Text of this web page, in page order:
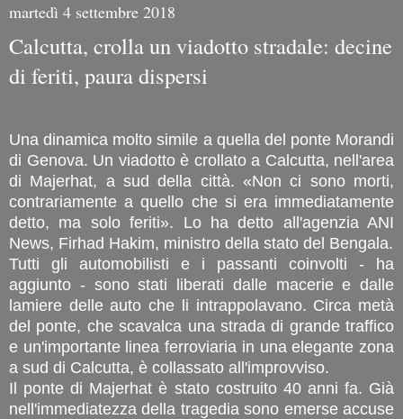
martedì 4 settembre 2018
Calcutta, crolla un viadotto stradale: decine
di feriti, paura dispersi
Una dinamica molto simile a quella del ponte Morandi
di Genova. Un viadotto è crollato a Calcutta, nell'area
di Majerhat, a sud della città. «Non ci sono morti,
contrariamente a quello che si era immediatamente
detto, ma solo feriti». Lo ha detto all'agenzia ANI
News, Firhad Hakim, ministro della stato del Bengala.
Tutti gli automobilisti e i passanti coinvolti - ha
aggiunto - sono stati liberati dalle macerie e dalle
lamiere delle auto che li intrappolavano. Circa metà
del ponte, che scavalca una strada di grande traffico
e un'importante linea ferroviaria in una elegante zona
a sud di Calcutta, è collassato all'improvviso.
Il ponte di Majerhat è stato costruito 40 anni fa. Già
nell'immediatezza della tragedia sono emerse accuse